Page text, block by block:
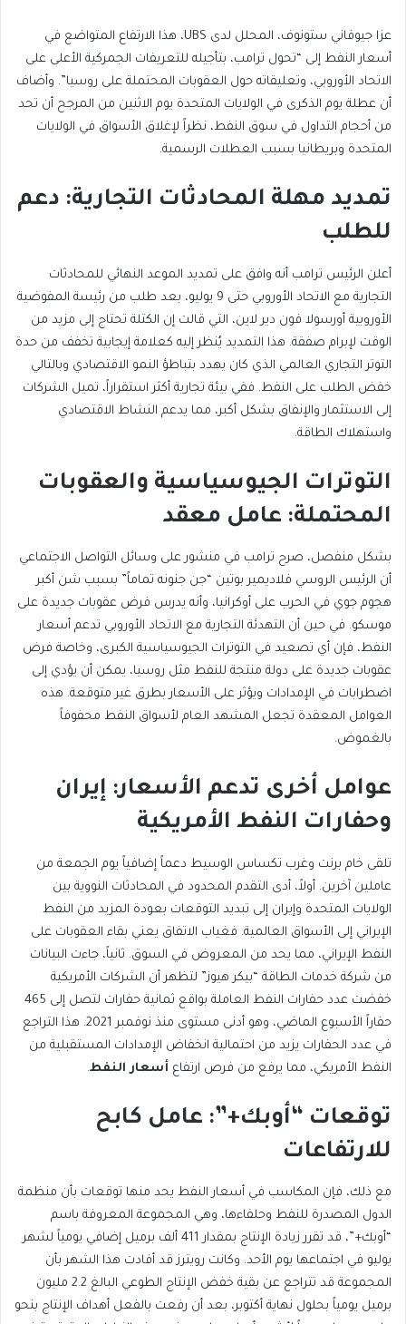
عزا جيوفاني ستونوف، المحلل لدى UBS، هذا الارتفاع المتواضع في
أسعار النفط إلى “تحول ترامب، بتأجيله للتعريفات الجمركية الأعلى على
الاتحاد الأوروبي، وتعليقاته حول العقوبات المحتملة على روسيا”. وأضاف
أن عطلة يوم الذكرى في الولايات المتحدة يوم الاثنين من المرجح أن تحد
من أحجام التداول في سوق النفط، نظراً لإغلاق الأسواق في الولايات
المتحدة وبريطانيا بسبب العطلات الرسمية.
تمديد مهلة المحادثات التجارية: دعم
للطلب
أعلن الرئيس ترامب أنه وافق على تمديد الموعد النهائي للمحادثات
التجارية مع الاتحاد الأوروبي حتى 9 يوليو، بعد طلب من رئيسة المفوضية
الأوروبية أورسولا فون دير لاين، التي قالت إن الكتلة تحتاج إلى مزيد من
الوقت لإبرام صفقة. هذا التمديد يُنظر إليه كعلامة إيجابية تخفف من حدة
التوتر التجاري العالمي الذي كان يهدد بتباطؤ النمو الاقتصادي وبالتالي
خفض الطلب على النفط. ففي بيئة تجارية أكثر استقراراً، تميل الشركات
إلى الاستثمار والإنفاق بشكل أكبر، مما يدعم النشاط الاقتصادي
واستهلاك الطاقة.
التوترات الجيوسياسية والعقوبات
المحتملة: عامل معقد
بشكل منفصل، صرح ترامب في منشور على وسائل التواصل الاجتماعي
أن الرئيس الروسي فلاديمير بوتين “جن جنونه تماماً” بسبب شن أكبر
هجوم جوي في الحرب على أوكرانيا، وأنه يدرس فرض عقوبات جديدة على
موسكو. في حين أن التهدئة التجارية مع الاتحاد الأوروبي تدعم أسعار
النفط، فإن أي تصعيد في التوترات الجيوسياسية الكبرى، وخاصة فرض
عقوبات جديدة على دولة منتجة للنفط مثل روسيا، يمكن أن يؤدي إلى
اضطرابات في الإمدادات ويؤثر على الأسعار بطرق غير متوقعة. هذه
العوامل المعقدة تجعل المشهد العام لأسواق النفط محفوفاً
بالغموض.
عوامل أخرى تدعم الأسعار: إيران
وحفارات النفط الأمريكية
تلقى خام برنت وغرب تكساس الوسيط دعماً إضافياً يوم الجمعة من
عاملين آخرين. أولاً، أدى التقدم المحدود في المحادثات النووية بين
الولايات المتحدة وإيران إلى تبديد التوقعات بعودة المزيد من النفط
الإيراني إلى الأسواق العالمية. فغياب الاتفاق يعني بقاء العقوبات على
النفط الإيراني، مما يحد من المعروض في السوق. ثانياً، جاءت البيانات
من شركة خدمات الطاقة “بيكر هيوز” لتظهر أن الشركات الأمريكية
خفضت عدد حفارات النفط العاملة بواقع ثمانية حفارات لتصل إلى 465
حفاراً الأسبوع الماضي، وهو أدنى مستوى منذ نوفمبر 2021. هذا التراجع
في عدد الحفارات يزيد من احتمالية انخفاض الإمدادات المستقبلية من
النفط الأمريكي، مما يرفع من فرص ارتفاع أسعار النفط.
توقعات “أوبك+”: عامل كابح
للارتفاعات
مع ذلك، فإن المكاسب في أسعار النفط يحد منها توقعات بأن منظمة
الدول المصدرة للنفط وحلفاءها، وهي المجموعة المعروفة باسم
“أوبك+”، قد تقرر زيادة الإنتاج بمقدار 411 ألف برميل إضافي يومياً لشهر
يوليو في اجتماعها يوم الأحد. وكانت رويترز قد أفادت هذا الشهر بأن
المجموعة قد تتراجع عن بقية خفض الإنتاج الطوعي البالغ 2.2 مليون
برميل يومياً بحلول نهاية أكتوبر، بعد أن رفعت بالفعل أهداف الإنتاج بنحو